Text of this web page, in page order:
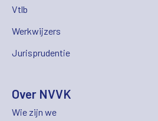
Vtlb
Werkwijzers
Jurisprudentie
Over NVVK
Wie zijn we